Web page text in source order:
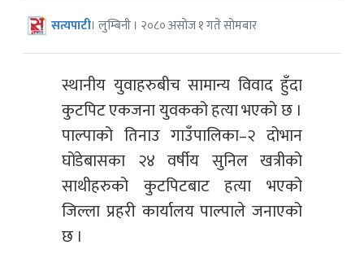
सत्यपाटी। लुम्बिनी । २०८० असोज १ गते सोमबार
स्थानीय युवाहरुबीच सामान्य विवाद हुँदा
कुटपिट एकजना युवकको हत्या भएको छ ।
पाल्पाको तिनाउ गाउँपालिका–२ दोभान
घोंडेबासका २४ वर्षीय सुनिल खत्रीको
साथीहरुको कुटपिटबाट हत्या भएको
जिल्ला प्रहरी कार्यालय पाल्पाले जनाएको
छ ।